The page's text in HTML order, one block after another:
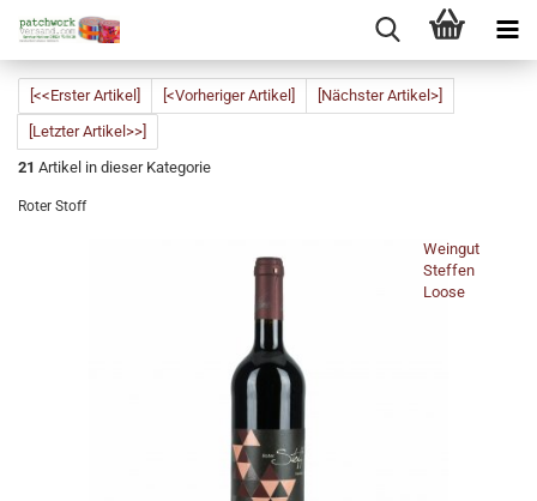
[<<Erster Artikel] [<Vorheriger Artikel]
[Nächster Artikel>]
[Letzter Artikel>>]
21 Artikel in dieser Kategorie
Roter Stoff
Weingut
Steffen
Loose